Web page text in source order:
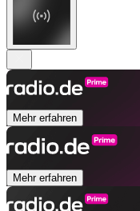
Mehr erfahren
Mehr erfahren